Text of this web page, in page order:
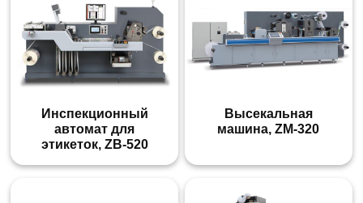
Инспекционный
автомат для
этикеток, ZB-520
Высекальная
машина, ZM-320